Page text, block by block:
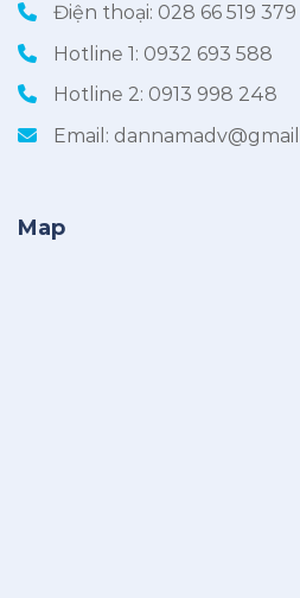
Điện thoại: 028 66 519 379
Hotline 1: 0932 693 588
Hotline 2: 0913 998 248
Email:
Map